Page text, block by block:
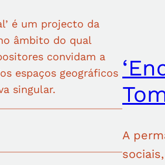
é um projecto da
âmbito do qual
convidam a
espaços geográficos
singular.
A